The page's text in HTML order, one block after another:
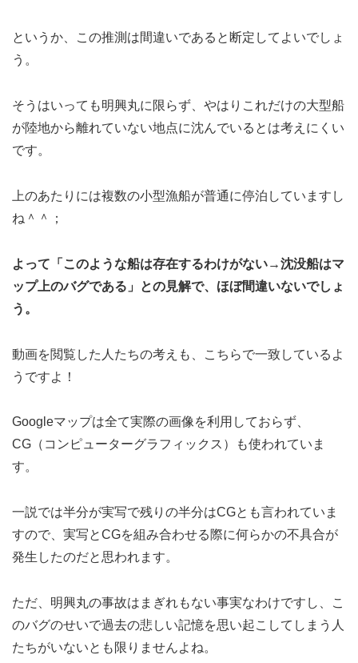
というか、この推測は間違いであると断定してよいでしょ
う。
そうはいっても明興丸に限らず、やはりこれだけの大型船
が陸地から離れていない地点に沈んでいるとは考えにくい
です。
上のあたりには複数の小型漁船が普通に停泊していますし
ね＾＾；
よって「このような船は存在するわけがない→沈没船はマ
ップ上のバグである」との見解で、ほぼ間違いないでしょ
う。
動画を閲覧した人たちの考えも、こちらで一致しているよ
うですよ！
Googleマップは全て実際の画像を利用しておらず、
CG（コンピューターグラフィックス）も使われていま
す。
一説では半分が実写で残りの半分はCGとも言われていま
すので、実写とCGを組み合わせる際に何らかの不具合が
発生したのだと思われます。
ただ、明興丸の事故はまぎれもない事実なわけですし、こ
のバグのせいで過去の悲しい記憶を思い起こしてしまう人
たちがいないとも限りませんよね。